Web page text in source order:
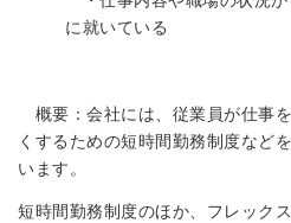
に就いている
概要：会社には、従業員が仕事
くするための短時間勤務制度など
います。
短時間勤務制度のほか、フレック